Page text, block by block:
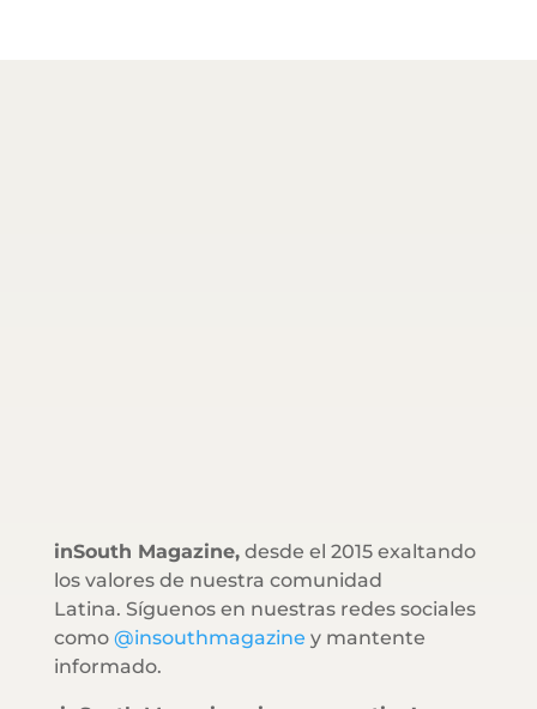
inSouth Magazine,desde el 2015 exaltando
los valores de nuestra comunidad
Latina. Síguenos en nuestras redes sociales
como @insouthmagazine y mantente
informado.